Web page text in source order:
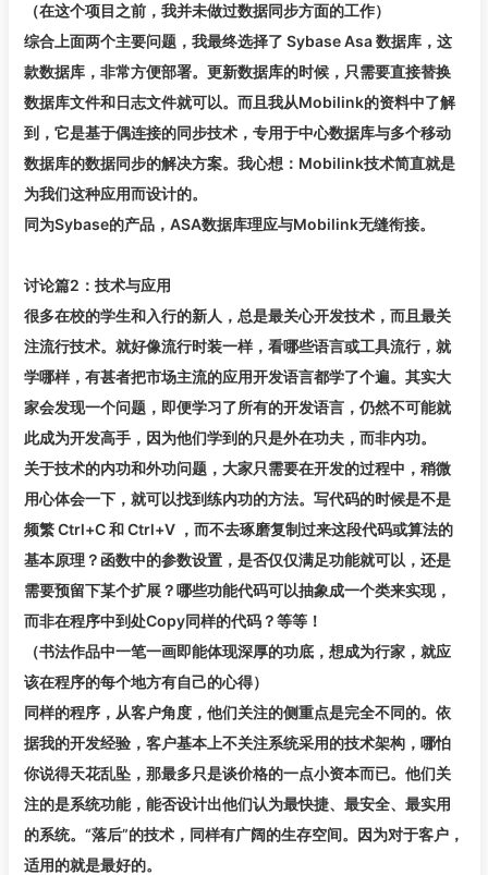
（在这个项目之前，我并未做过数据同步方面的工作）
综合上面两个主要问题，我最终选择了 Sybase Asa 数据库，这
款数据库，非常方便部署。更新数据库的时候，只需要直接替换
数据库文件和日志文件就可以。而且我从Mobilink的资料中了解
到，它是基于偶连接的同步技术，专用于中心数据库与多个移动
数据库的数据同步的解决方案。我心想：Mobilink技术简直就是
为我们这种应用而设计的。
同为Sybase的产品，ASA数据库理应与Mobilink无缝衔接。
讨论篇2：技术与应用
很多在校的学生和入行的新人，总是最关心开发技术，而且最关
注流行技术。就好像流行时装一样，看哪些语言或工具流行，就
学哪样，有甚者把市场主流的应用开发语言都学了个遍。其实大
家会发现一个问题，即便学习了所有的开发语言，仍然不可能就
此成为开发高手，因为他们学到的只是外在功夫，而非内功。
关于技术的内功和外功问题，大家只需要在开发的过程中，稍微
用心体会一下，就可以找到练内功的方法。写代码的时候是不是
频繁 Ctrl+C 和 Ctrl+V ，而不去琢磨复制过来这段代码或算法的
基本原理？函数中的参数设置，是否仅仅满足功能就可以，还是
需要预留下某个扩展？哪些功能代码可以抽象成一个类来实现，
而非在程序中到处Copy同样的代码？等等！
（书法作品中一笔一画即能体现深厚的功底，想成为行家，就应
该在程序的每个地方有自己的心得）
同样的程序，从客户角度，他们关注的侧重点是完全不同的。依
据我的开发经验，客户基本上不关注系统采用的技术架构，哪怕
你说得天花乱坠，那最多只是谈价格的一点小资本而已。他们关
注的是系统功能，能否设计出他们认为最快捷、最安全、最实用
的系统。“落后”的技术，同样有广阔的生存空间。因为对于客户，
适用的就是最好的。